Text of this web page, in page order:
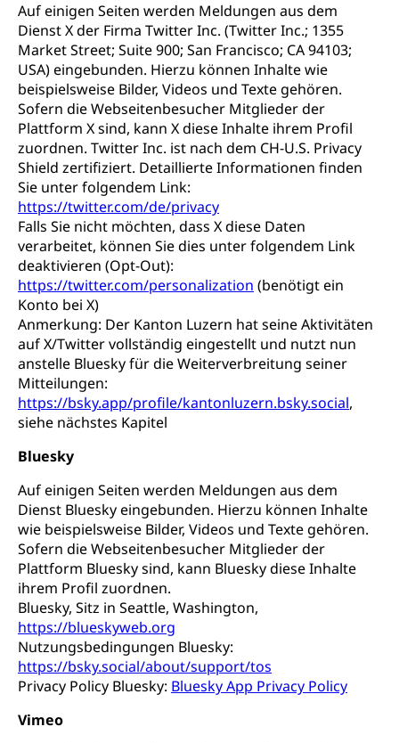
Auf einigen Seiten werden Meldungen aus dem
Dienst X der Firma Twitter Inc. (Twitter Inc.; 1355
Market Street; Suite 900; San Francisco; CA 94103;
USA) eingebunden. Hierzu können Inhalte wie
beispielsweise Bilder, Videos und Texte gehören.
Sofern die Webseitenbesucher Mitglieder der
Plattform X sind, kann X diese Inhalte ihrem Profil
zuordnen. Twitter Inc. ist nach dem CH-U.S. Privacy
Shield zertifiziert. Detaillierte Informationen finden
Sie unter folgendem Link:
https://twitter.com/de/privacy
Falls Sie nicht möchten, dass X diese Daten
verarbeitet, können Sie dies unter folgendem Link
deaktivieren (Opt-Out):
https://twitter.com/personalization (benötigt ein
Konto bei X)
Anmerkung: Der Kanton Luzern hat seine Aktivitäten
auf X/Twitter vollständig eingestellt und nutzt nun
anstelle Bluesky für die Weiterverbreitung seiner
Mitteilungen:
https://bsky.app/profile/kantonluzern.bsky.social,
siehe nächstes Kapitel
Bluesky
Auf einigen Seiten werden Meldungen aus dem
Dienst Bluesky eingebunden. Hierzu können Inhalte
wie beispielsweise Bilder, Videos und Texte gehören.
Sofern die Webseitenbesucher Mitglieder der
Plattform Bluesky sind, kann Bluesky diese Inhalte
ihrem Profil zuordnen.
Bluesky, Sitz in Seattle, Washington,
https://blueskyweb.org
Nutzungsbedingungen Bluesky:
https://bsky.social/about/support/tos
Privacy Policy Bluesky: Bluesky App Privacy Policy
Vimeo